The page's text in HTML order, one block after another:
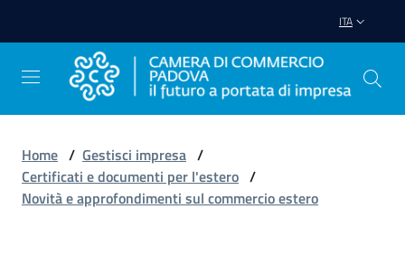
ITA
Avviare
Impresa
Home / Gestisci impresa /
Certificati e documenti per l'estero /
Novità e approfondimenti sul commercio estero